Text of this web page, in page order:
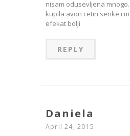
nisam odusevljena
kupila avon cetiri senke i
efekat bolji
REPLY
Daniela
April 24, 2015